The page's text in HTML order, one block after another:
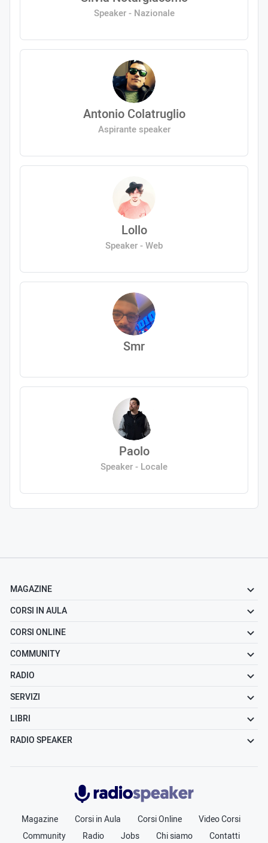
Speaker - Nazionale
Antonio Colatruglio
Aspirante speaker
Lollo
Speaker - Web
Smr
Paolo
Speaker - Locale
MAGAZINE
CORSI IN AULA
CORSI ONLINE
COMMUNITY
RADIO
SERVIZI
LIBRI
RADIO SPEAKER
Radiospeaker.it
Magazine Corsi in Aula Corsi Online
Video Corsi
Community
Radio Jobs Chi siamo Contatti